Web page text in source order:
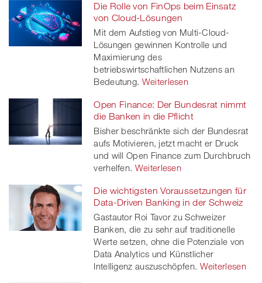
Facebook
on
twitt
er
linkedinXing
Die Rolle von FinOps beim Einsatz
von Cloud-Lösungen
Mit dem Aufstieg von Multi-Cloud-
Lösungen gewinnen Kontrolle und
Maximierung des
betriebswirtschaftlichen Nutzens an
Bedeutung. Weiterlesen
Open Finance: Der Bundesrat nimmt
die Banken in die Pflicht
Bisher beschränkte sich der Bundesrat
aufs Motivieren, jetzt macht er Druck
und will Open Finance zum Durchbruch
verhelfen. Weiterlesen
Die wichtigsten Voraussetzungen für
Data-Driven Banking in der Schweiz
Gastautor Roi Tavor zu Schweizer
Banken, die zu sehr auf traditionelle
Werte setzen, ohne die Potenziale von
Data Analytics und Künstlicher
Intelligenz auszuschöpfen. Weiterlesen